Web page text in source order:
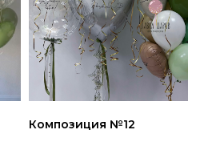
Композиция №12